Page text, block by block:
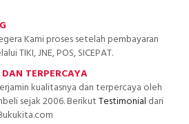
Kami proses setelah pembayaran
TIKI, JNE, POS, SICEPAT.
TERPERCAYA
kualitasnya dan terpercaya oleh
sejak 2006. BerikutTestimonial dari